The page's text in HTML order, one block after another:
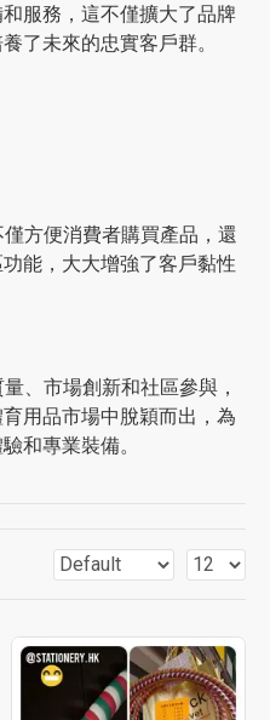
服務，這不僅擴大了品牌
了未來的忠實客戶群。
方便消費者購買產品，還
能，大大增強了客戶黏性
、市場創新和社區參與，
用品市場中脫穎而出，為
和專業裝備。